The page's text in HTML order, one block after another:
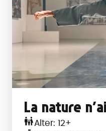
La nature
Alter: 12+